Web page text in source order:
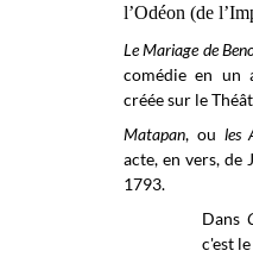
l’Odéon (de
Le Mariage de
comédie en un
créée sur le
Matapan, ou les
acte, en vers, de
1793.
Dans
c'est